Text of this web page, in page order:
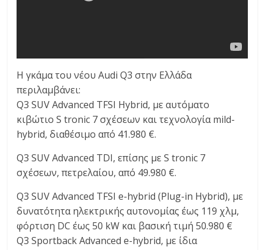
Η γκάμα του νέου Audi Q3 στην Ελλάδα
περιλαμβάνει:
Q3 SUV Advanced TFSI Hybrid, με αυτόματο
κιβώτιο S tronic 7 σχέσεων και τεχνολογία mild-
hybrid, διαθέσιμο από 41.980 €.
Q3 SUV Advanced TDI, επίσης με S tronic 7
σχέσεων, πετρελαίου, από 49.980 €.
Q3 SUV Advanced TFSI e-hybrid (Plug-in Hybrid), με
δυνατότητα ηλεκτρικής αυτονομίας έως 119 χλμ,
φόρτιση DC έως 50 kW και βασική τιμή 50.980 €
Q3 Sportback Advanced e-hybrid, με ίδια